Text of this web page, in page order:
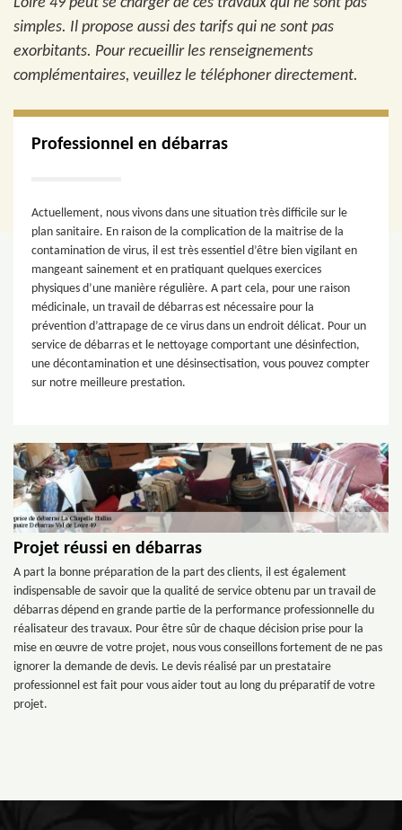
simples. Il propose aussi des tarifs qui ne sont pas
exorbitants. Pour recueillir les renseignements
complémentaires, veuillez le téléphoner directement.
Professionnel en débarras
Actuellement, nous vivons dans une situation très difficile sur le
plan sanitaire. En raison de la complication de la maitrise de la
contamination de virus, il est très essentiel d’être bien vigilant en
mangeant sainement et en pratiquant quelques exercices
physiques d’une manière régulière. A part cela, pour une raison
médicinale, un travail de débarras est nécessaire pour la
prévention d’attrapage de ce virus dans un endroit délicat. Pour un
service de débarras et le nettoyage comportant une désinfection,
une décontamination et une désinsectisation, vous pouvez compter
sur notre meilleure prestation.
Projet réussi en débarras
A part la bonne préparation de la part des clients, il est également
indispensable de savoir que la qualité de service obtenu par un travail de
débarras dépend en grande partie de la performance professionnelle du
réalisateur des travaux. Pour être sûr de chaque décision prise pour la
mise en œuvre de votre projet, nous vous conseillons fortement de ne pas
ignorer la demande de devis. Le devis réalisé par un prestataire
professionnel est fait pour vous aider tout au long du préparatif de votre
projet.